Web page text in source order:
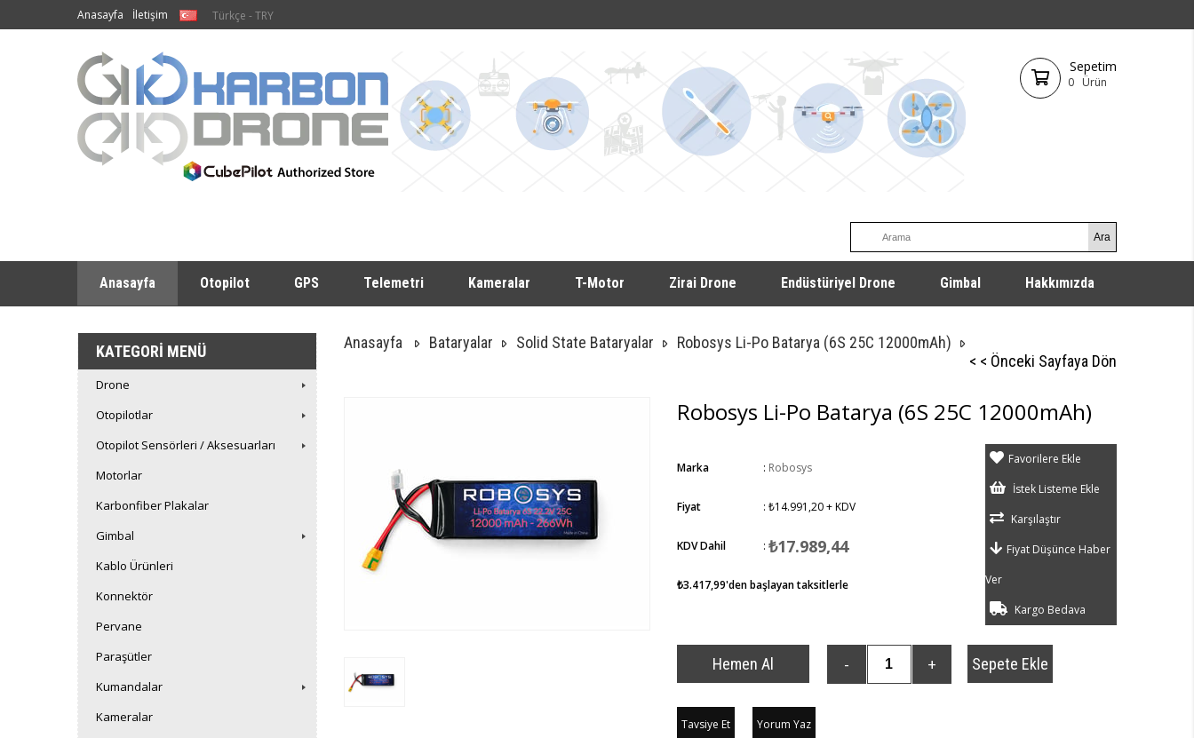
Türkçe - TRY
Anasayfa İletişim
Sepetim
0 Ürün
Anasayfa Otopilot GPS Telemetri Kameralar T-Motor Zirai Drone Endüstüriyel Drone Gimbal Hakkımızda
KATEGORI MENÜ
Drone
Otopilotlar
Otopilot Sensörleri / Aksesuarları
Motorlar
Karbonfiber Plakalar
Gimbal
Kablo Ürünleri
Konnektör
Pervane
Paraşütler
Kumandalar
Kameralar
Anasayfa Bataryalar Solid State Bataryalar
Robosys Li-Po Batarya (6S 25C 12000mAh)
< < Önceki Sayfaya Dön
Robosys Li-Po Batarya (6S 25C 12000mAh)
Marka : Robosys
Fiyat : ₺14.991,20+ KDV
KDV Dahil : ₺17.989,44
₺3.417,99'den başlayan taksitlerle
Favorilere Ekle
İstek Listeme Ekle
Karşılaştır
Fiyat Düşünce Haber
Ver
Kargo Bedava
Tavsiye Et Yorum Yaz